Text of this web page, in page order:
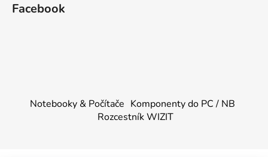
Facebook
Notebooky & Počítače Komponenty do PC / NB
Rozcestník WIZIT